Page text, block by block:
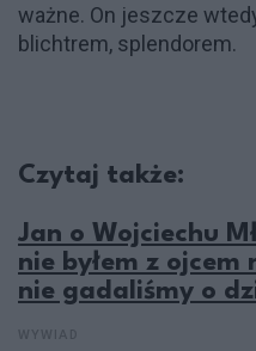
ważne. On jeszcze
blichtrem, splendorem.
Czytaj także:
Jan o Wojciechu
nie byłem z
nie gadaliśmy o